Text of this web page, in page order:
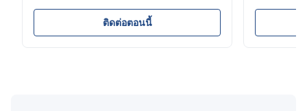
Value Product Name 0.5mm MR Steel
Tinplate Food-Grade Can Material Material
MR, SPCC, prime Tinplate / TFS Tin Coating
ติดต่อตอนนี้
Value
MR, SPCC,